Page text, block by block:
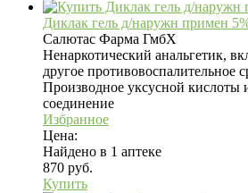
Диклак гель д/наружн примен
Салютас Фарма ГмбХ
Ненаркотический анальгетик,
другое
Производное уксусной кислоты
соединение
Избранное
Цена:
Найдено в 1 аптеке
870 руб.
Купить